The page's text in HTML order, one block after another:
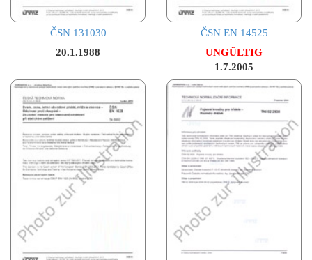
ČSN 131030
20.1.1988
ČSN EN 14525
UNGÜLTIG
1.7.2005